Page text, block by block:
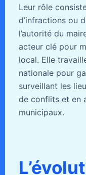
Leur rôle
d’infractions ou
l’autorité du
acteur clé pour
local. Elle
nationale pour
surveillant les
de conflits et en
municipaux.